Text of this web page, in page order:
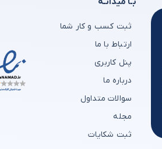
ثبت کسب و کار شما
ارتباط با ما
پنل کاربری
درباره ما
سوالات متداول
مجله
ثبت شکایات